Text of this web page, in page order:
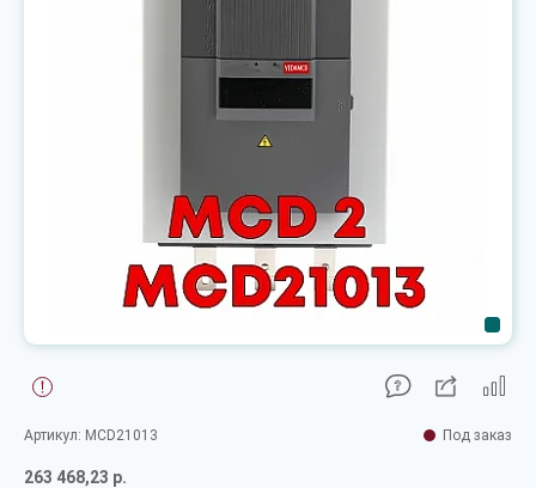
Артикул: MCD21013 Под заказ
263 468,23 р.